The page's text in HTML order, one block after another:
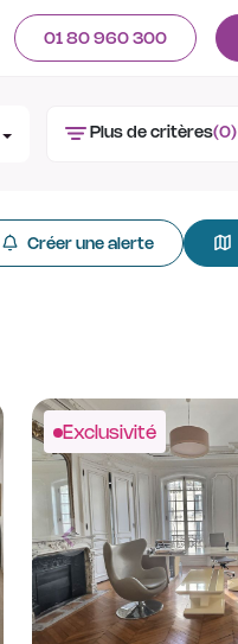
01 80 960 300
Plus de critères(0)
Créer une alerte
Exclusivité